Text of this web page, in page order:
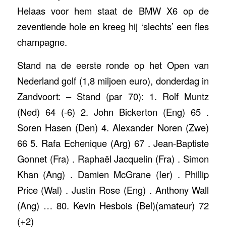
Helaas voor hem staat de BMW X6 op de
zeventiende hole en kreeg hij ‘slechts’ een fles
champagne.
Stand na de eerste ronde op het Open van
Nederland golf (1,8 miljoen euro), donderdag in
Zandvoort: – Stand (par 70): 1. Rolf Muntz
(Ned) 64 (-6) 2. John Bickerton (Eng) 65 .
Soren Hasen (Den) 4. Alexander Noren (Zwe)
66 5. Rafa Echenique (Arg) 67 . Jean-Baptiste
Gonnet (Fra) . Raphaël Jacquelin (Fra) . Simon
Khan (Ang) . Damien McGrane (Ier) . Phillip
Price (Wal) . Justin Rose (Eng) . Anthony Wall
(Ang) … 80. Kevin Hesbois (Bel)(amateur) 72
(+2)